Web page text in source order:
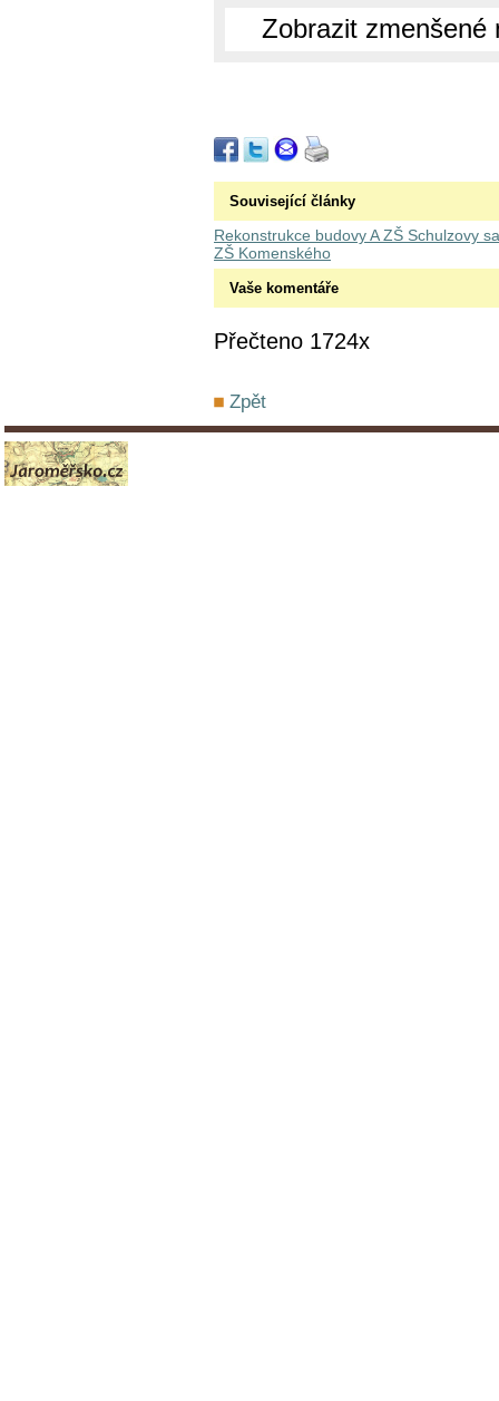
Zobrazit zmenšené
Související články
Rekonstrukce budovy A ZŠ Schulzovy
ZŠ Komenského
Vaše komentáře
Přečteno 1724x
Zpět